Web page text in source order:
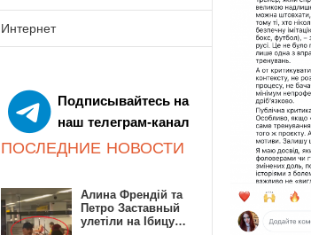
Интернет
Подписывайтесь на
наш телеграм-канал
ПОСЛЕДНИЕ НОВОСТИ
Алина Френдій та
Петро Заставный
улетіли на Ібицу…